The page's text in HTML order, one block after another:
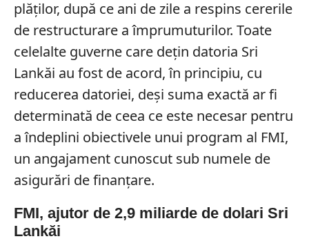
plăților, după ce ani de zile a respins cererile
de restructurare a împrumuturilor. Toate
celelalte guverne care dețin datoria Sri
Lankăi au fost de acord, în principiu, cu
reducerea datoriei, deși suma exactă ar fi
determinată de ceea ce este necesar pentru
a îndeplini obiectivele unui program al FMI,
un angajament cunoscut sub numele de
asigurări de finanțare.
FMI, ajutor de 2,9 miliarde de dolari Sri
Lankăi